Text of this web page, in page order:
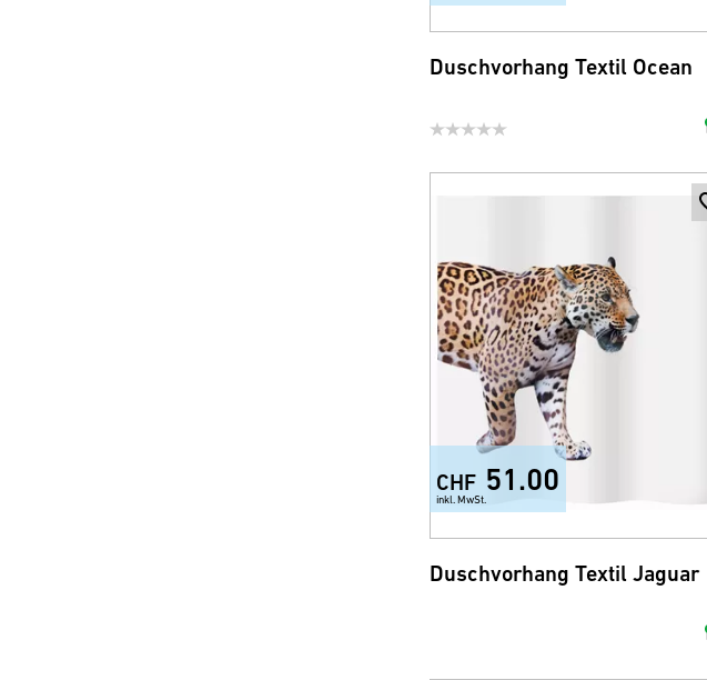
Duschvorhang Textil Ocean
CHF 51.00
inkl. MwSt.
Duschvorhang Textil Jaguar